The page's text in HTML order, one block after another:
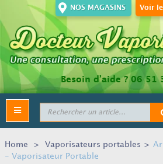
Voir
NOS MAGASINS
Besoin d’aide ?06 51
Toggle
navigation
Home > Vaporisateurs portables >
- Vaporisateur Portable